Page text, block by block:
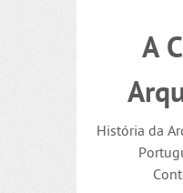
A
História da